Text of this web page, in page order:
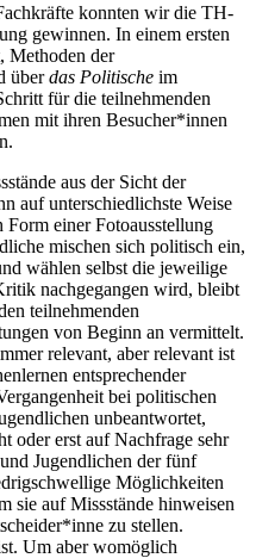
konnten wir die TH-
gewinnen. In einem ersten
Methoden der
überdas Politische im
für die teilnehmenden
mit ihren Besucher*innen
aus der Sicht der
auf unterschiedlichste Weise
Form einer Fotoausstellung
mischen sich politisch ein,
wählen selbst die jeweilige
nachgegangen wird, bleibt
teilnehmenden
von Beginn an vermittelt.
relevant, aber relevant ist
entsprechender
bei politischen
unbeantwortet,
oder erst auf Nachfrage sehr
Jugendlichen der fünf
Möglichkeiten
sie auf Missstände hinweisen
zu stellen.
Um aber womöglich